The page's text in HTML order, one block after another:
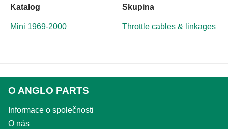
Katalog Skupina
Mini 1969-2000 Throttle cables & linkages
O ANGLO PARTS
Informace o společnosti
O nás